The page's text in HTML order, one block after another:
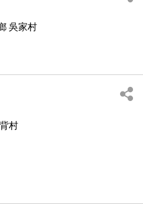
吳家村
村